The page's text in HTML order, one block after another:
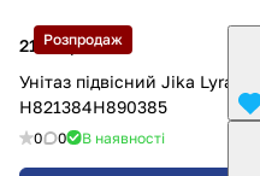
Розпродаж
2128 грн.
Унітаз підвісний Jika Lyra
H821384H890385
0 0 В наявності